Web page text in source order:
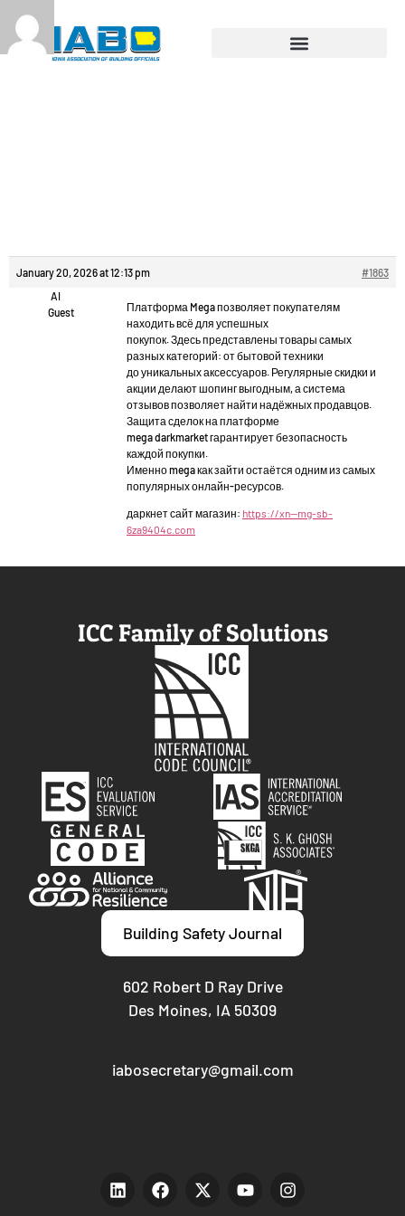
January 20, 2026 at 12:13 pm
#1863
AI
Guest
Платформа Mega позволяет покупателям
находить всё для успешных
покупок. Здесь представлены товары самых
разных категорий: от бытовой техники
до уникальных аксессуаров. Регулярные скидки и
акции делают шопинг выгодным, а система
отзывов позволяет найти надёжных продавцов.
Защита сделок на платформе
mega darkmarket гарантирует безопасность
каждой покупки.
Именно mega как зайти остаётся одним из самых
популярных онлайн-ресурсов.
даркнет сайт магазин: https://xn--mg-sb-
6za9404c.com
ICC Family of Solutions
Building Safety Journal
602 Robert D Ray Drive
Des Moines, IA 50309
iabosecretary@gmail.com